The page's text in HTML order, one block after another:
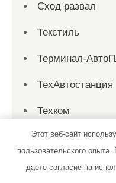
Сход развал
Текстиль
Терминал-
ТехАвтостанция
Техком
Техосмотр
Тихая заводь,
Этот веб-сайт
пользовательского
даете согласие на